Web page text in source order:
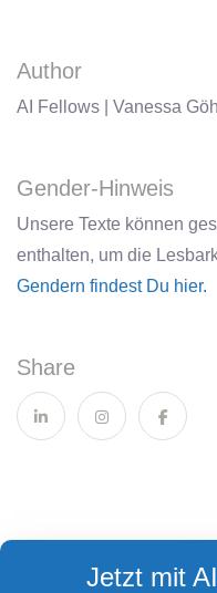
Author
AI Fellows | Vanessa
Gender-Hinweis
Unsere Texte können
enthalten, um die
Gendern findest Du hier.
Share
Jetzt mit